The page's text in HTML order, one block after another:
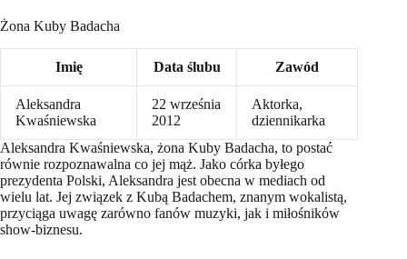
Żona Kuby Badacha
Imię Data ślubu Zawód
Aleksandra
Kwaśniewska
22 września
2012
Aktorka,
dziennikarka
Aleksandra Kwaśniewska, żona Kuby Badacha, to postać
równie rozpoznawalna co jej mąż. Jako córka byłego
prezydenta Polski, Aleksandra jest obecna w mediach od
wielu lat. Jej związek z Kubą Badachem, znanym wokalistą,
przyciąga uwagę zarówno fanów muzyki, jak i miłośników
show-biznesu.